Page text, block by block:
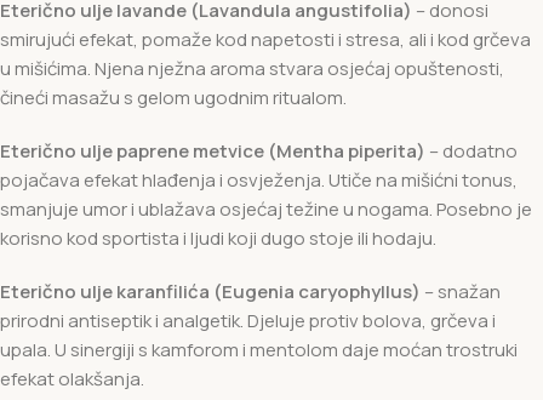
Eterično ulje lavande (Lavandula angustifolia) – donosi
smirujući efekat, pomaže kod napetosti i stresa, ali i kod grčeva
u mišićima. Njena nježna aroma stvara osjećaj opuštenosti,
čineći masažu s gelom ugodnim ritualom.
Eterično ulje paprene metvice (Mentha piperita) – dodatno
pojačava efekat hlađenja i osvježenja. Utiče na mišićni tonus,
smanjuje umor i ublažava osjećaj težine u nogama. Posebno je
korisno kod sportista i ljudi koji dugo stoje ili hodaju.
Eterično ulje karanfilića (Eugenia caryophyllus) – snažan
prirodni antiseptik i analgetik. Djeluje protiv bolova, grčeva i
upala. U sinergiji s kamforom i mentolom daje moćan trostruki
efekat olakšanja.